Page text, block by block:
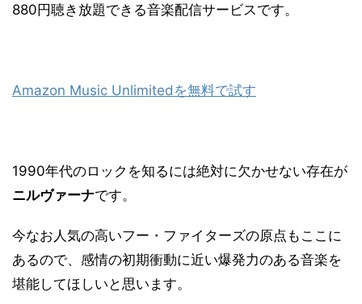
880円聴き放題できる音楽配信サービスです。
Amazon Music Unlimitedを無料で試す
1990年代のロックを知るには絶対に欠かせない存在が
ニルヴァーナです。
今なお人気の高いフー・ファイターズの原点もここに
あるので、感情の初期衝動に近い爆発力のある音楽を
堪能してほしいと思います。